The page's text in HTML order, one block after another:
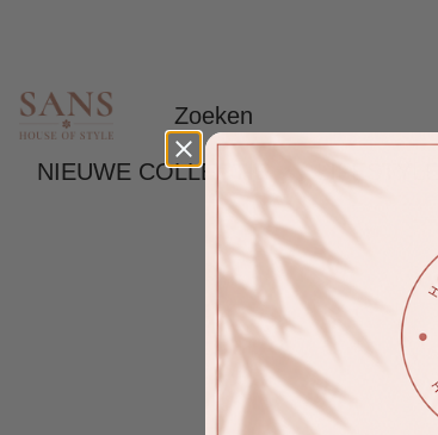
NIEUWE COLLECTIE LIFESTYLE